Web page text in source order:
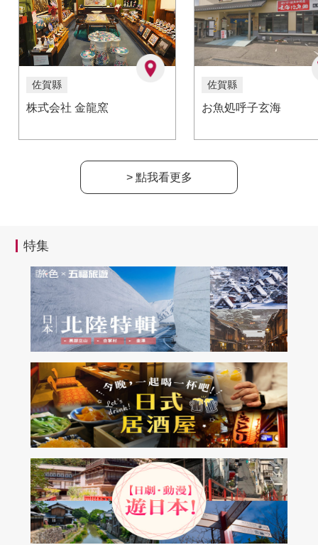
佐賀縣
株式会社 金龍窯
佐賀縣
お魚処呼子玄海
> 點我看更多
特集